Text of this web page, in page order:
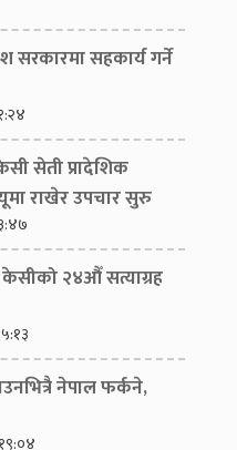
सरकारमा सहकार्य गर्ने
सेती प्रादेशिक
राखेर उपचार सुरु
केसीको २४औँ सत्याग्रह
नेपाल फर्कने,